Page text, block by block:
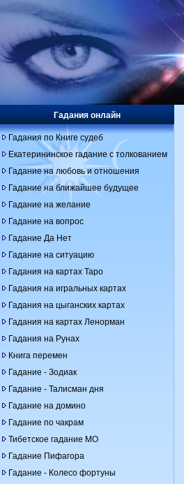
Гадания онлайн
Гадания по Книге судеб
Екатерининское гадание с толкованием
Гадание на любовь и отношения
Гадание на ближайшее будущее
Гадание на желание
Гадание на вопрос
Гадание Да Нет
Гадание на ситуацию
Гадания на картах Таро
Гадания на игральных картах
Гадания на цыганских картах
Гадания на картах Ленорман
Гадания на Рунах
Книга перемен
Гадание - Зодиак
Гадание - Талисман дня
Гадание на домино
Гадание по чакрам
Тибетское гадание МО
Гадание Пифагора
Гадание - Колесо фортуны